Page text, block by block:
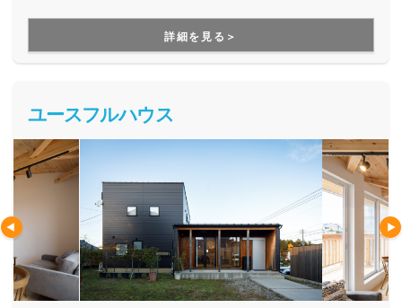
トしてくれる、わがままな家づくりが叶います。
詳細を見る＞
ユースフルハウス